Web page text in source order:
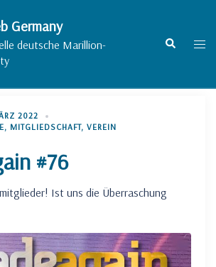
Germany
deutsche Marillion-
Suche
2022
, MITGLIEDSCHAFT, VEREIN
#76
Ist uns die Überraschung